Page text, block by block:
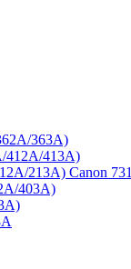
363A)
412A/413A)
213A) Canon 731
403A)